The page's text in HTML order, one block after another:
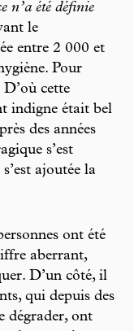
n’a été définie
le
entre 2 000 et
Pour
cette
indigne était bel
des années
s’est
ajoutée la
ont été
aberrant,
D’un côté, il
qui depuis des
dégrader, ont